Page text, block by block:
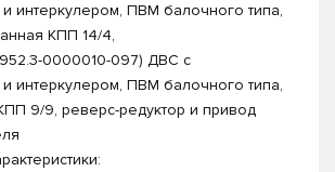
интеркулером, ПВМ балочного типа,
КПП 14/4,
0000010-097) ДВС с
интеркулером, ПВМ балочного типа,
9/9, реверс-редуктор и привод